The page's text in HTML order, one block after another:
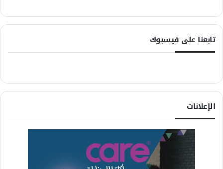
تابعنا على فيسبوك
الإعلانات